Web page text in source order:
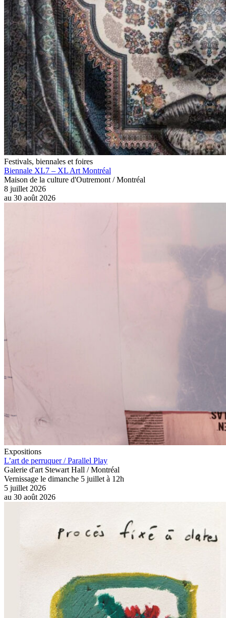
Festivals, biennales et foires
Biennale XL7 – XL Art Montréal
Maison de la culture d'Outremont / Montréal
8 juillet 2026
au 30 août 2026
Expositions
L’art de perruquer / Parallel Play
Galerie d'art Stewart Hall / Montréal
Vernissage le dimanche 5 juillet à 12h
5 juillet 2026
au 30 août 2026